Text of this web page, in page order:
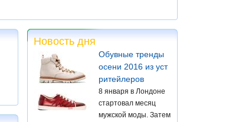
Новость дня
Обувные тренды
осени 2016 из уст
ритейлеров
8 января в Лондоне
стартовал месяц
мужской моды. Затем